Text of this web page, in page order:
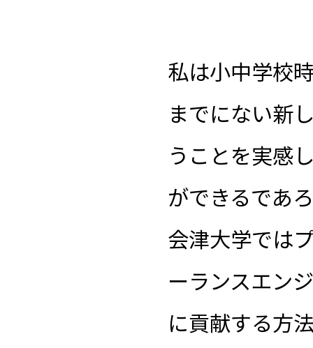
私は小中学校
までにない新
うことを実感
ができるであ
会津大学では
ーランスエン
に貢献する方